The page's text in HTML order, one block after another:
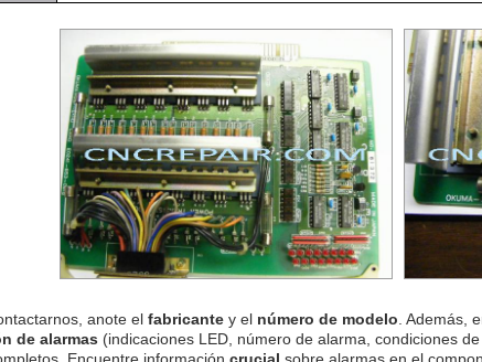
anote el fabricantey el número de modelo . Además,
de alarmas (indicaciones LED, número de alarma, condiciones
Encuentre información crucial sobre alarmas en el